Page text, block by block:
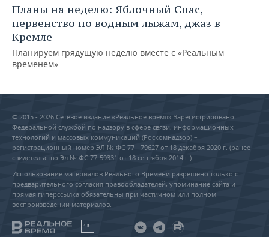
Планы на неделю: Яблочный Спас,
первенство по водным лыжам, джаз в
Кремле
Планируем грядущую неделю вместе с «Реальным
временем»
© 2015 - 2026 Сетевое издание «Реальное время» Зарегистрировано
Федеральной службой по надзору в сфере связи, информационных
технологий и массовых коммуникаций (Роскомнадзор) –
регистрационный номер ЭЛ № ФС 77 - 79627 от 18 декабря 2020 г. (ранее
свидетельство Эл № ФС 77-59331 от 18 сентября 2014 г.)
Использование материалов Реального Времени разрешено только с
предварительного согласия правообладателей, упоминание сайта и
прямая гиперссылка обязательны при частичном или полном
воспроизведении материалов.
18+